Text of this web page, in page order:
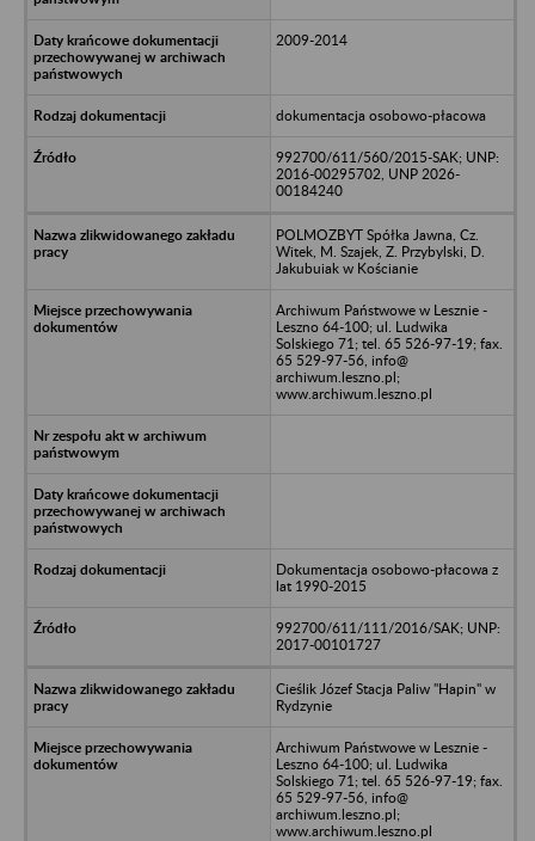
2009-2014
dokumentacja osobowo-płacowa
992700/611/560/2015-SAK; UNP:
2016-00295702, UNP 2026-
00184240
POLMOZBYT Spółka Jawna, Cz.
Witek, M. Szajek, Z. Przybylski, D.
Jakubuiak w Kościanie
Archiwum Państwowe w Lesznie -
Leszno 64-100; ul. Ludwika
Solskiego 71; tel. 65 526-97-19; fax.
65 529-97-56, info@
archiwum.leszno.pl;
www.archiwum.leszno.pl
Dokumentacja osobowo-płacowa z
lat 1990-2015
992700/611/111/2016/SAK; UNP:
2017-00101727
Cieślik Józef Stacja Paliw "Hapin" w
Rydzynie
Archiwum Państwowe w Lesznie -
Leszno 64-100; ul. Ludwika
Solskiego 71; tel. 65 526-97-19; fax.
65 529-97-56, info@
archiwum.leszno.pl;
www.archiwum.leszno.pl